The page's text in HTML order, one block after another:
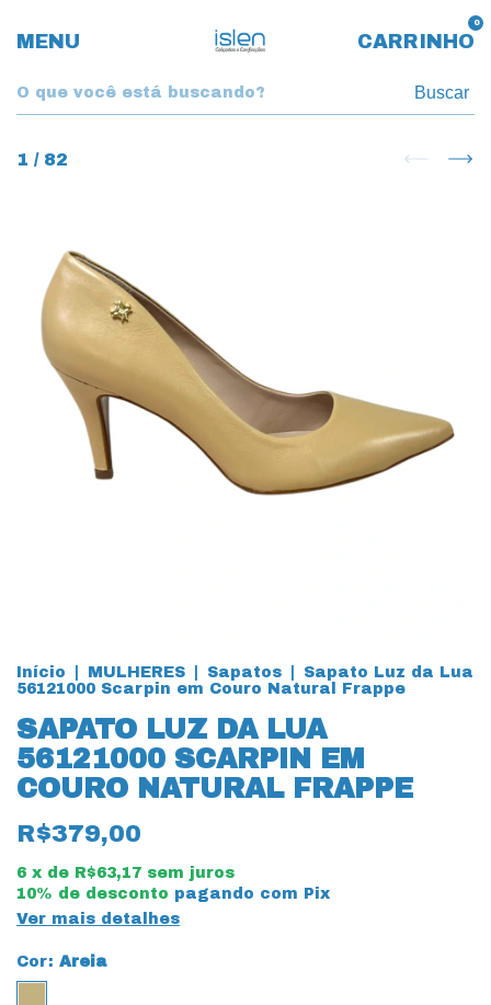
MENU CARRINHO
0
Buscar
1 / 82
Início MULHERES Sapatos
Sapato Luz da Lua
56121000 Scarpin em Couro Natural Frappe
SAPATO LUZ DA LUA
56121000 SCARPIN EM
COURO NATURAL FRAPPE
R$379,00
6 x de R$63,17 sem juros
10% de desconto pagando com Pix
Ver mais detalhes
Cor: Areia